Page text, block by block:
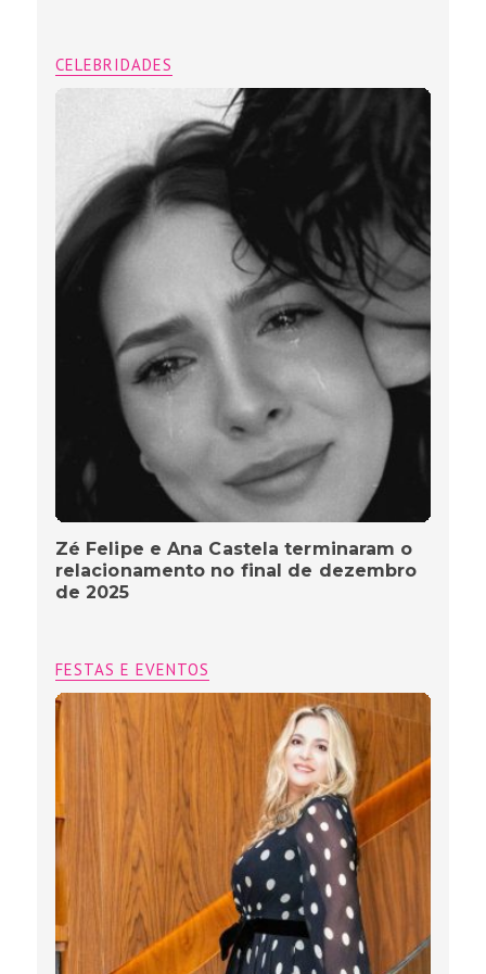
CELEBRIDADES
Zé Felipe e Ana Castela terminaram o
relacionamento no final de dezembro
de 2025
FESTAS E EVENTOS